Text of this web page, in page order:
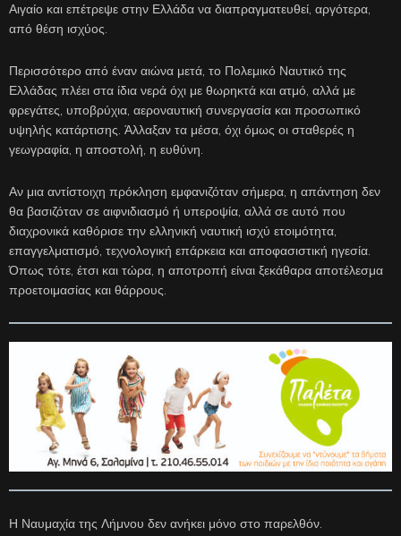
Αιγαίο και επέτρεψε στην Ελλάδα να διαπραγματευθεί, αργότερα,
από θέση ισχύος.
Περισσότερο από έναν αιώνα μετά, το Πολεμικό Ναυτικό της
Ελλάδας πλέει στα ίδια νερά όχι με θωρηκτά και ατμό, αλλά με
φρεγάτες, υποβρύχια, αεροναυτική συνεργασία και προσωπικό
υψηλής κατάρτισης. Άλλαξαν τα μέσα, όχι όμως οι σταθερές η
γεωγραφία, η αποστολή, η ευθύνη.
Αν μια αντίστοιχη πρόκληση εμφανιζόταν σήμερα, η απάντηση δεν
θα βασιζόταν σε αιφνιδιασμό ή υπεροψία, αλλά σε αυτό που
διαχρονικά καθόρισε την ελληνική ναυτική ισχύ ετοιμότητα,
επαγγελματισμό, τεχνολογική επάρκεια και αποφασιστική ηγεσία.
Όπως τότε, έτσι και τώρα, η αποτροπή είναι ξεκάθαρα αποτέλεσμα
προετοιμασίας και θάρρους.
Η Ναυμαχία της Λήμνου δεν ανήκει μόνο στο παρελθόν.